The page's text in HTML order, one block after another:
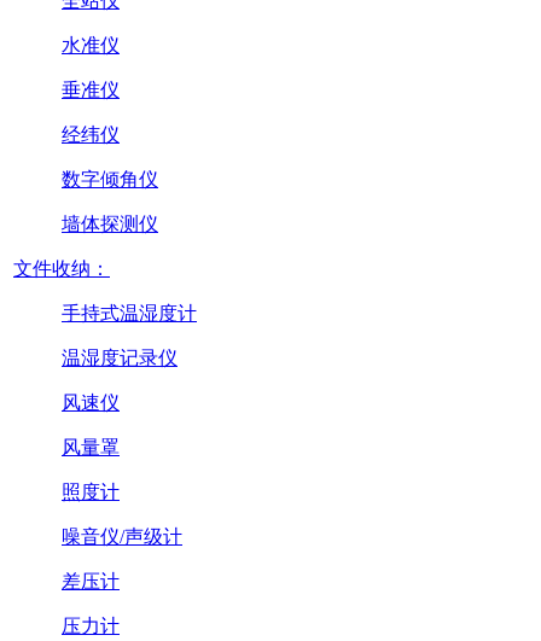
水准仪
垂准仪
经纬仪
数字倾角仪
墙体探测仪
文件收纳：
手持式温湿度计
温湿度记录仪
风速仪
风量罩
照度计
噪音仪/声级计
差压计
压力计